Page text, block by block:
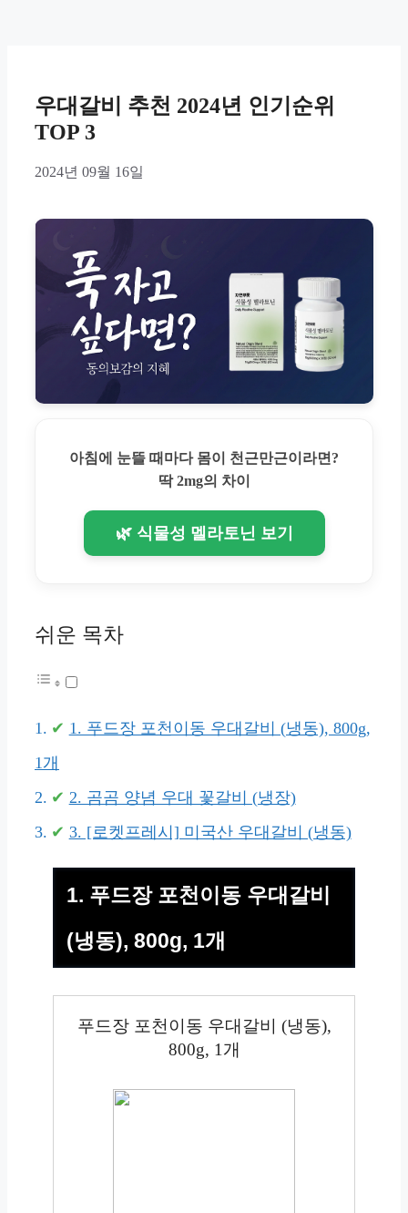
우대갈비 추천 2024년 인기순위
TOP 3
2024년 09월 16일
아침에 눈뜰 때마다 몸이 천근만근이라면?
딱 2mg의 차이
🌿 식물성 멜라토닌 보기
쉬운 목차
1. 푸드장 포천이동 우대갈비 (냉동), 800g,
1개
2. 곰곰 양념 우대 꽃갈비 (냉장)
3. [로켓프레시] 미국산 우대갈비 (냉동)
1. 푸드장 포천이동 우대갈비
(냉동), 800g, 1개
푸드장 포천이동 우대갈비 (냉동),
800g, 1개